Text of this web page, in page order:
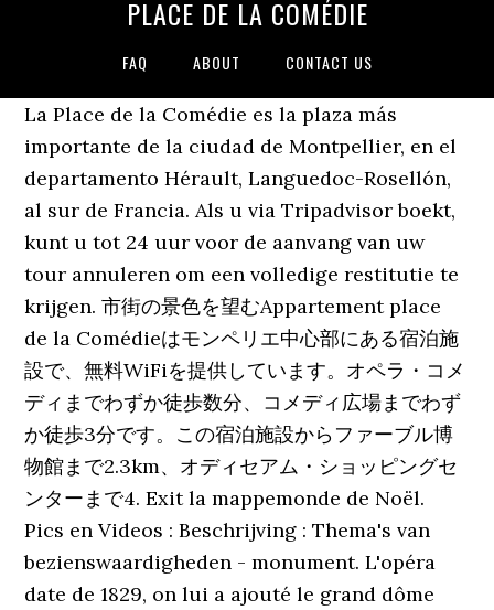
PLACE DE LA COMÉDIE
FAQ ABOUT CONTACT US
La Place de la Comédie es la plaza más
importante de la ciudad de Montpellier, en el
departamento Hérault, Languedoc-Rosellón,
al sur de Francia. Als u via Tripadvisor boekt,
kunt u tot 24 uur voor de aanvang van uw
tour annuleren om een volledige restitutie te
krijgen. 市街の景色を望むAppartement place
de la Comédieはモンペリエ中心部にある宿泊施
設で、無料WiFiを提供しています。オペラ・コメ
ディまでわずか徒歩数分、コメディ広場までわず
か徒歩3分です。この宿泊施設からファーブル博
物館まで2.3km、オディセアム・ショッピングセ
ンターまで4. Exit la mappemonde de Noël.
Pics en Videos : Beschrijving : Thema's van
bezienswaardigheden - monument. L'opéra
date de 1829, on lui a ajouté le grand dôme